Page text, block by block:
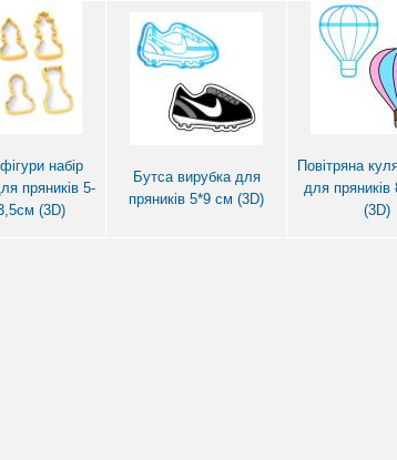
набір
пряників 5-
(3D)
Бутса вирубка для
пряників 5*9 см (3D)
Повітряна
для пряників
(3D)